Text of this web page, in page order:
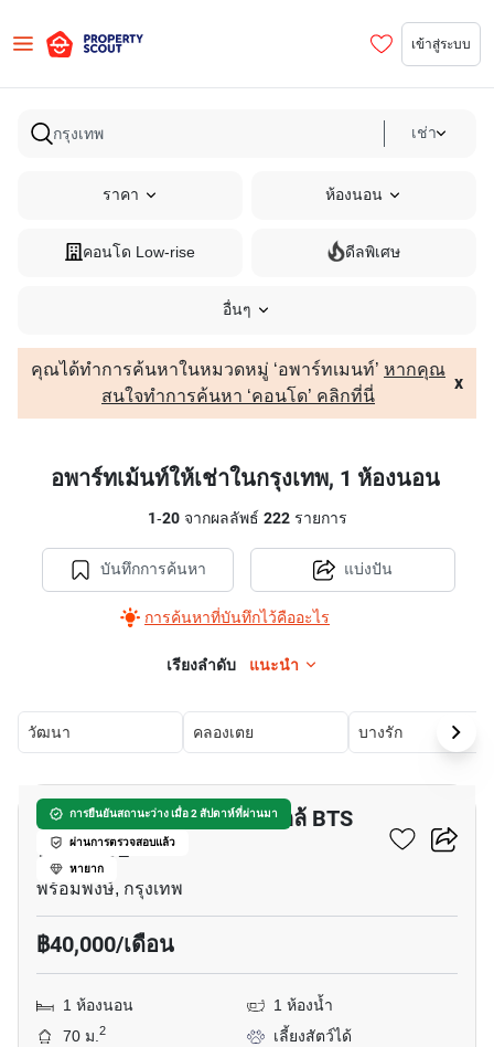
เข้าสู่ระบบ
เช่า
ราคา ห้องนอน
คอนโด Low-rise ดีลพิเศษ
อื่นๆ
คุณได้ทำการค้นหาในหมวดหมู่ ‘อพาร์ทเมนท์’ หากคุณ
สนใจทำการค้นหา ‘คอนโด’ คลิกที่นี่
x
อพาร์ทเม้นท์ให้เช่าในกรุงเทพ, 1 ห้องนอน
1-20จากผลลัพธ์ 222รายการ
บันทึกการค้นหา
การค้นหาที่บันทึกไว้คืออะไร
แบ่งปัน
เรียงลำดับ แนะนำ
วัฒนา คลองเตย บางรัก
การยืนยันสถานะว่าง เมื่อ 2 สัปดาห์ที่ผ่านมา
ผ่านการตรวจสอบแล้ว
หายาก
อพาร์ทเมนต์ 1-ห้องนอน ใกล้ BTS
พร้อมพงษ์
พร้อมพงษ์, กรุงเทพ
฿40,000/เดือน
1 ห้องนอน
1 ห้องน้ำ
70 ม.2
เลี้ยงสัตว์ได้